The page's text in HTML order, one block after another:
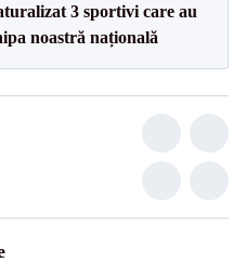
3 sportivi care au
noastră națională